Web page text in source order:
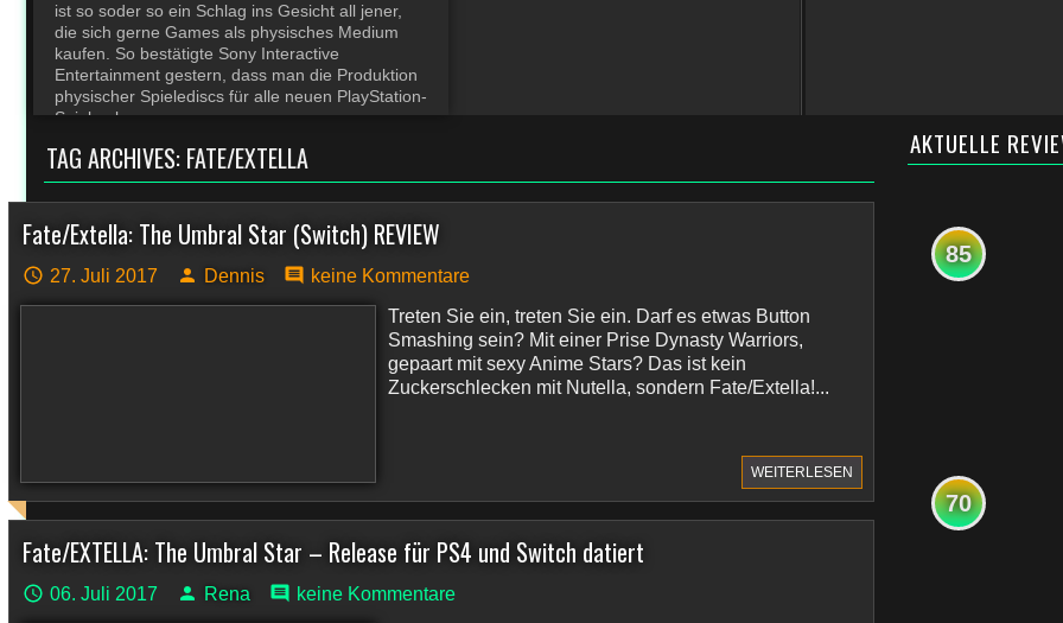
ist so soder so ein Schlag ins Gesicht all jener,
die sich gerne Games als physisches Medium
kaufen. So bestätigte Sony Interactive
Entertainment gestern, dass man die Produktion
physischer Spielediscs für alle neuen PlayStation-
Spiele ab
TAG ARCHIVES: FATE/EXTELLA
Fate/Extella: The Umbral Star (Switch) REVIEW
27. Juli 2017 Dennis
keine Kommentare
Treten Sie ein, treten Sie ein. Darf es etwas Button
Smashing sein? Mit einer Prise Dynasty Warriors,
gepaart mit sexy Anime Stars? Das ist kein
Zuckerschlecken mit Nutella, sondern Fate/Extella!...
WEITERLESEN
Fate/EXTELLA: The Umbral Star – Release für PS4 und Switch datiert
06. Juli 2017 Rena
keine Kommentare
AKTUELLE
85
70